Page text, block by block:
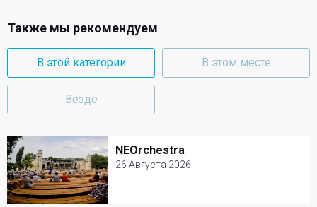
Также мы рекомендуем
В этой категории В этом месте
Везде
NEOrchestra
26 Августа 2026
NEOrchestra
26 Августа 2026